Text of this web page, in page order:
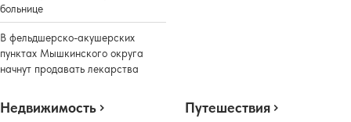
больнице
В фельдшерско-акушерских
пунктах Мышкинского округа
начнут продавать лекарства
Недвижимость Путешествия